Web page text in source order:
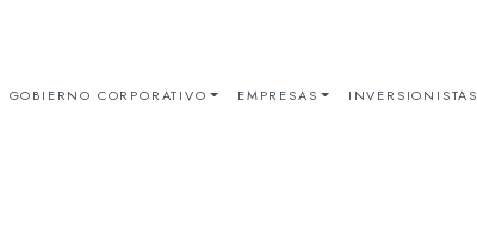
GOBIERNO CORPORATIVO EMPRESAS INVERSIONISTAS